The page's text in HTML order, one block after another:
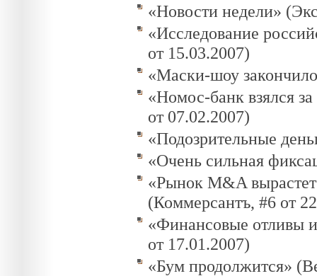
«Новости недели»
«Исследование
от 15.03.2007)
«Маски-шоу
«Номос-банк взялся
от 07.02.2007)
«Подозрительные
«Очень сильная
«Рынок M&A
(Коммерсантъ, #6 от
«Финансовые отливы
от 17.01.2007)
«Бум продолжится»